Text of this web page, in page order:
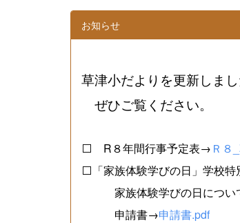
お知らせ
草津小だよりを更新しまし
ぜひご覧ください。
⬜ R８年間行事予定表→ Ｒ８
⬜「家族体験学びの日」学校
家族体験学びの日につい
申請書→申請書.pdf